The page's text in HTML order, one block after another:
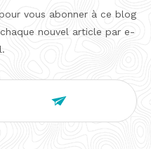
vous abonner à ce blog
nouvel article par e-
